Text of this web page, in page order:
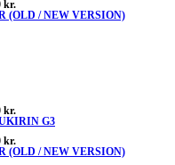
kr.
(OLD / NEW VERSION)
kr.
G3
kr.
(OLD / NEW VERSION)